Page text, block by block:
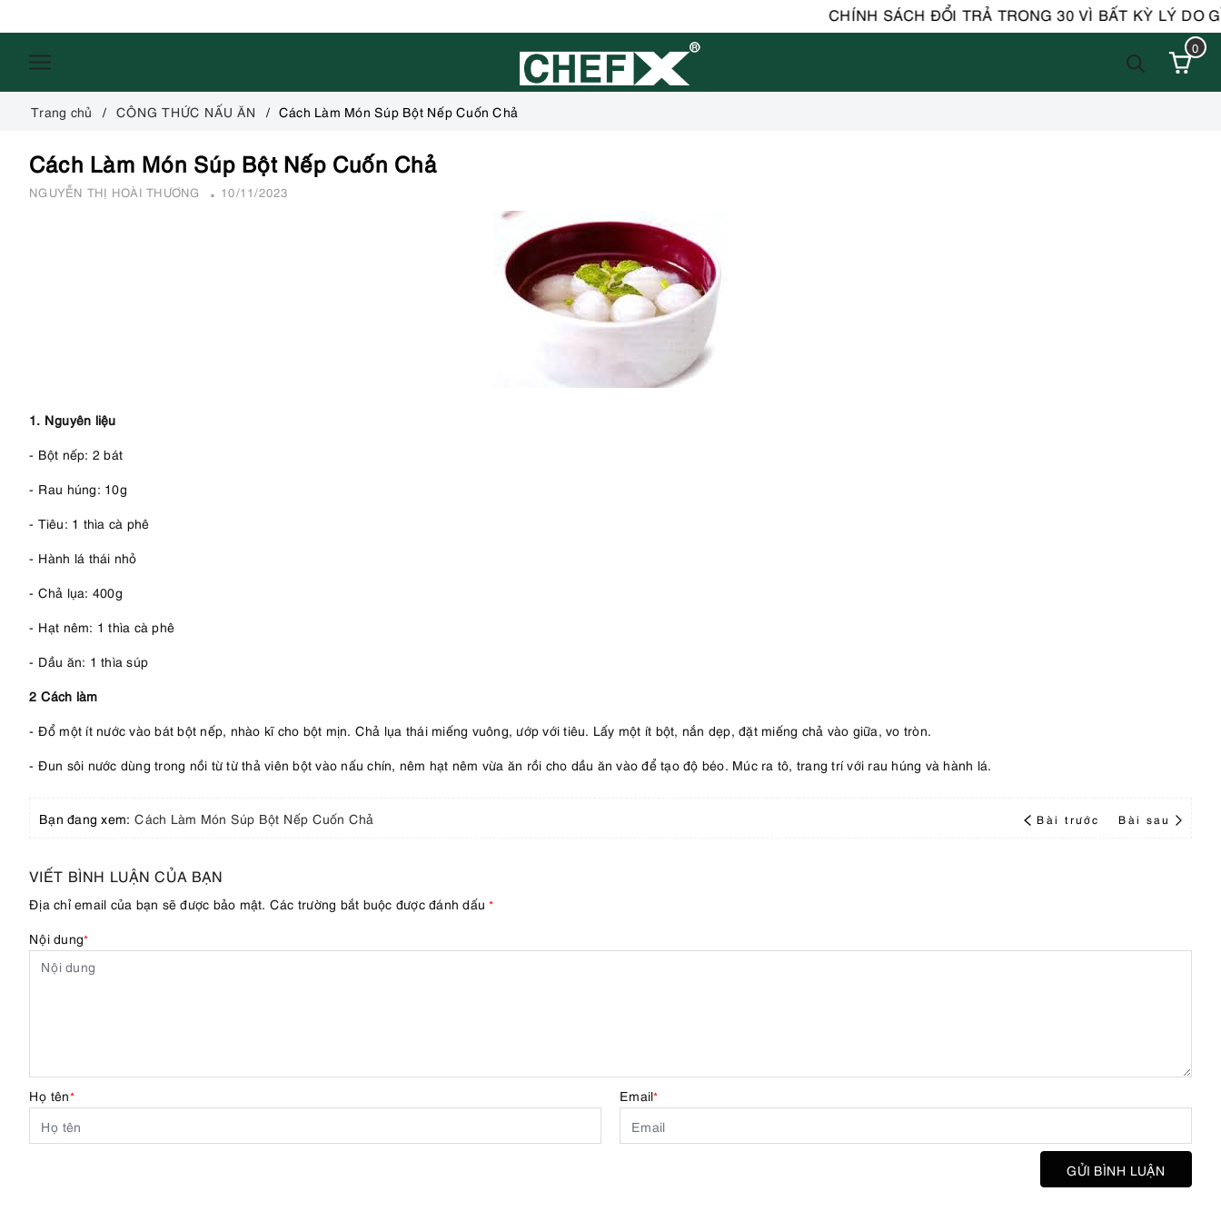
CHÍNH SÁCH ĐỔI TRẢ TRONG 30 VÌ BẤT KỲ LÝ DO GÌ
0
Trang chủ CÔNG THỨC NẤU ĂN Cách Làm Món Súp Bột Nếp Cuốn Chả
Cách Làm Món Súp Bột Nếp Cuốn Chả
NGUYỄN THỊ HOÀI THƯƠNG 10/11/2023
1. Nguyên liệu
- Bột nếp: 2 bát
- Rau húng: 10g
- Tiêu: 1 thìa cà phê
- Hành lá thái nhỏ
- Chả lụa: 400g
- Hạt nêm: 1 thìa cà phê
- Dầu ăn: 1 thìa súp
2 Cách làm
- Đổ một ít nước vào bát bột nếp, nhào kĩ cho bột mịn. Chả lụa thái miếng vuông, ướp với tiêu. Lấy một ít bột, nắn dẹp, đặt miếng chả vào giữa, vo tròn.
- Đun sôi nước dùng trong nồi từ từ thả viên bột vào nấu chín, nêm hạt nêm vừa ăn rồi cho dầu ăn vào để tạo độ béo. Múc ra tô, trang trí với rau húng và hành lá.
Bạn đang xem: Cách Làm Món Súp Bột Nếp Cuốn Chả Bài trước Bài sau
VIẾT BÌNH LUẬN CỦA BẠN
Địa chỉ email của bạn sẽ được bảo mật. Các trường bắt buộc được đánh dấu*
Nội dung*
Họ tên* Email*
GỬI BÌNH LUẬN